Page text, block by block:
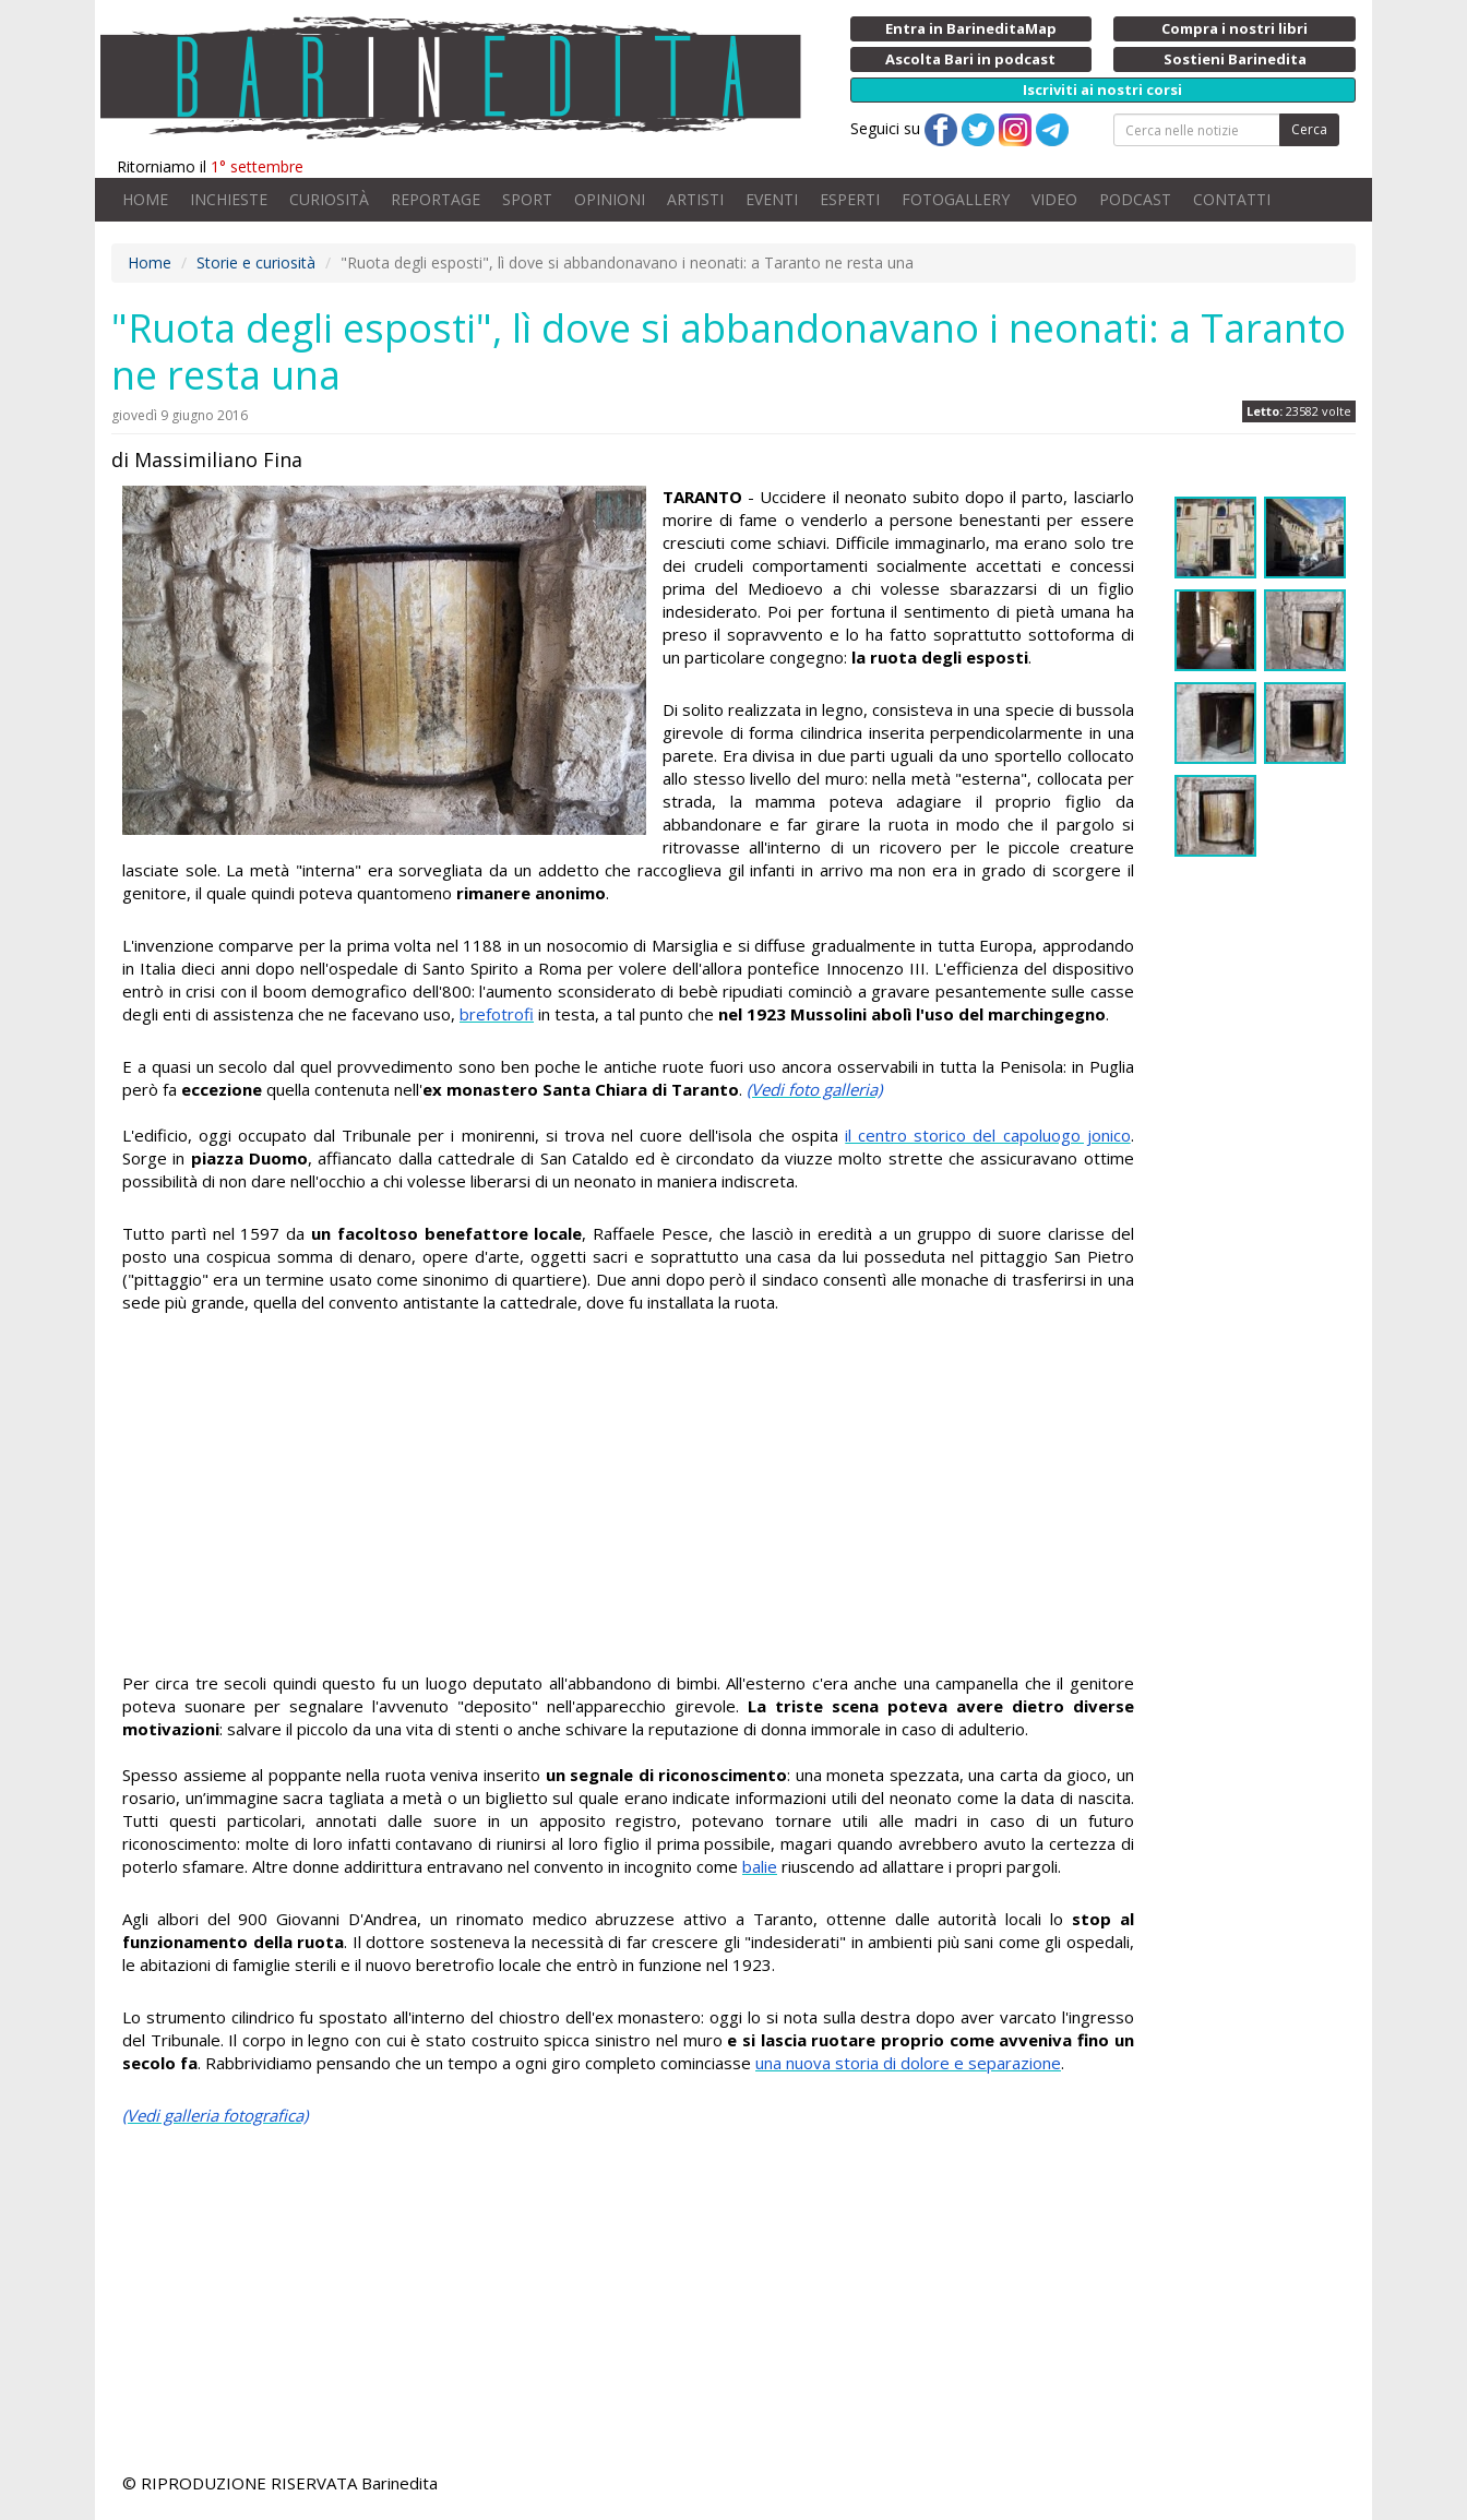
Ritorniamo il 1° settembre
Entra in BarineditaMap
Compra i nostri libri
Ascolta Bari in podcast
Sostieni Barinedita
Iscriviti ai nostri corsi
Seguici su Cerca
HOME INCHIESTE CURIOSITÀ REPORTAGE SPORT OPINIONI ARTISTI EVENTI ESPERTI FOTOGALLERY VIDEO PODCAST CONTATTI
Home Storie e curiosità "Ruota degli esposti", lì dove si abbandonavano i neonati: a Taranto ne resta una
"Ruota degli esposti", lì dove si abbandonavano i neonati: a Taranto
ne resta una
Letto: 23582 volte
giovedì 9 giugno 2016
di Massimiliano Fina
TARANTO - Uccidere il neonato subito dopo il parto, lasciarlo
morire di fame o venderlo a persone benestanti per essere
cresciuti come schiavi. Difficile immaginarlo, ma erano solo tre
dei crudeli comportamenti socialmente accettati e concessi
prima del Medioevo a chi volesse sbarazzarsi di un figlio
indesiderato. Poi per fortuna il sentimento di pietà umana ha
preso il sopravvento e lo ha fatto soprattutto sottoforma di
un particolare congegno: la ruota degli esposti.
Di solito realizzata in legno, consisteva in una specie di bussola
girevole di forma cilindrica inserita perpendicolarmente in una
parete. Era divisa in due parti uguali da uno sportello collocato
allo stesso livello del muro: nella metà "esterna", collocata per
strada, la mamma poteva adagiare il proprio figlio da
abbandonare e far girare la ruota in modo che il pargolo si
ritrovasse all'interno di un ricovero per le piccole creature
lasciate sole. La metà "interna" era sorvegliata da un addetto che raccoglieva gil infanti in arrivo ma non era in grado di scorgere il
genitore, il quale quindi poteva quantomeno rimanere anonimo.
L'invenzione comparve per la prima volta nel 1188 in un nosocomio di Marsiglia e si diffuse gradualmente in tutta Europa, approdando
in Italia dieci anni dopo nell'ospedale di Santo Spirito a Roma per volere dell'allora pontefice Innocenzo III. L'efficienza del dispositivo
entrò in crisi con il boom demografico dell'800: l'aumento sconsiderato di bebè ripudiati cominciò a gravare pesantemente sulle casse
degli enti di assistenza che ne facevano uso, brefotrofi in testa, a tal punto che nel 1923 Mussolini abolì l'uso del marchingegno.
E a quasi un secolo dal quel provvedimento sono ben poche le antiche ruote fuori uso ancora osservabili in tutta la Penisola: in Puglia
però fa eccezione quella contenuta nell'ex monastero Santa Chiara di Taranto. (Vedi foto galleria)
L'edificio, oggi occupato dal Tribunale per i monirenni, si trova nel cuore dell'isola che ospitail centro storico del capoluogo jonico.
Sorge in piazza Duomo, affiancato dalla cattedrale di San Cataldo ed è circondato da viuzze molto strette che assicuravano ottime
possibilità di non dare nell'occhio a chi volesse liberarsi di un neonato in maniera indiscreta.
Tutto partì nel 1597 da un facoltoso benefattore locale, Raffaele Pesce, che lasciò in eredità a un gruppo di suore clarisse del
posto una cospicua somma di denaro, opere d'arte, oggetti sacri e soprattutto una casa da lui posseduta nel pittaggio San Pietro
("pittaggio" era un termine usato come sinonimo di quartiere). Due anni dopo però il sindaco consentì alle monache di trasferirsi in una
sede più grande, quella del convento antistante la cattedrale, dove fu installata la ruota.
Per circa tre secoli quindi questo fu un luogo deputato all'abbandono di bimbi. All'esterno c'era anche una campanella che il genitore
poteva suonare per segnalare l'avvenuto "deposito" nell'apparecchio girevole. La triste scena poteva avere dietro diverse
motivazioni: salvare il piccolo da una vita di stenti o anche schivare la reputazione di donna immorale in caso di adulterio.
Spesso assieme al poppante nella ruota veniva inserito un segnale di riconoscimento: una moneta spezzata, una carta da gioco, un
rosario, un’immagine sacra tagliata a metà o un biglietto sul quale erano indicate informazioni utili del neonato come la data di nascita.
Tutti questi particolari, annotati dalle suore in un apposito registro, potevano tornare utili alle madri in caso di un futuro
riconoscimento: molte di loro infatti contavano di riunirsi al loro figlio il prima possibile, magari quando avrebbero avuto la certezza di
poterlo sfamare. Altre donne addirittura entravano nel convento in incognito come balie riuscendo ad allattare i propri pargoli.
Agli albori del 900 Giovanni D'Andrea, un rinomato medico abruzzese attivo a Taranto, ottenne dalle autorità locali lo stop al
funzionamento della ruota. Il dottore sosteneva la necessità di far crescere gli "indesiderati" in ambienti più sani come gli ospedali,
le abitazioni di famiglie sterili e il nuovo beretrofio locale che entrò in funzione nel 1923.
Lo strumento cilindrico fu spostato all'interno del chiostro dell'ex monastero: oggi lo si nota sulla destra dopo aver varcato l'ingresso
del Tribunale. Il corpo in legno con cui è stato costruito spicca sinistro nel muro e si lascia ruotare proprio come avveniva fino un
secolo fa. Rabbrividiamo pensando che un tempo a ogni giro completo cominciasse una nuova storia di dolore e separazione.
(Vedi galleria fotografica)
© RIPRODUZIONE RISERVATA Barinedita